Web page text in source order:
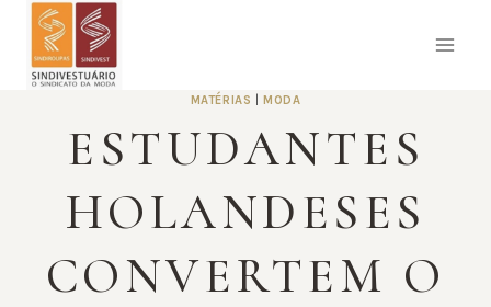
Pular
MATÉRIAS MODA
ESTUDANTES
HOLANDESES
CONVERTEM O